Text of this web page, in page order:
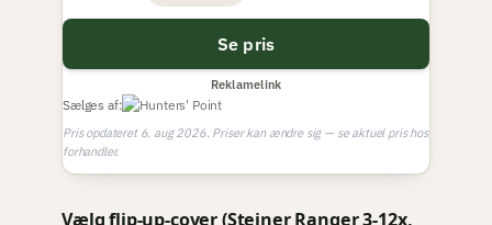
Se pris
Reklamelink
Sælges af:
Pris opdateret 6. aug 2026. Priser kan ændre sig — se aktuel pris hos
forhandler.
Vælg flip-up-cover (Steiner Ranger 3-12x,